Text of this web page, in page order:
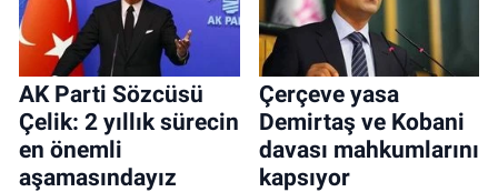
AK Parti Sözcüsü
Çelik: 2 yıllık sürecin
en önemli
aşamasındayız
Çerçeve yasa
Demirtaş ve Kobani
davası mahkumlarını
kapsıyor